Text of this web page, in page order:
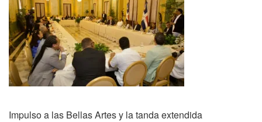
Impulso a las Bellas Artes y la tanda extendida